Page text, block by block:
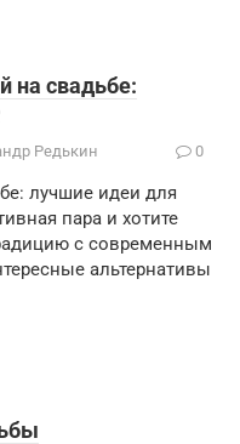
на свадьбе:
Редькин 0
лучшие идеи для
пара и хотите
с современным
альтернативы